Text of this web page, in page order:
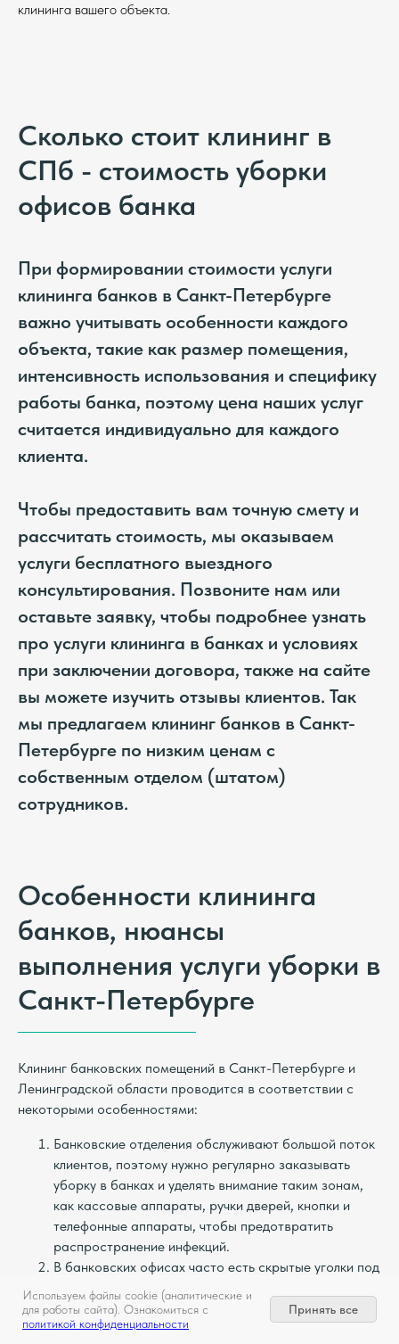
клининга вашего объекта.
Сколько стоит клининг в
СПб - стоимость уборки
офисов банка
При формировании стоимости услуги
клининга банков в Санкт-Петербурге
важно учитывать особенности каждого
объекта, такие как размер помещения,
интенсивность использования и специфику
работы банка, поэтому цена наших услуг
считается индивидуально для каждого
клиента.
Чтобы предоставить вам точную смету и
рассчитать стоимость, мы оказываем
услуги бесплатного выездного
консультирования. Позвоните нам или
оставьте заявку, чтобы подробнее узнать
про услуги клининга в банках и условиях
при заключении договора, также на сайте
вы можете изучить отзывы клиентов. Так
мы предлагаем клининг банков в Санкт-
Петербурге по низким ценам с
собственным отделом (штатом)
сотрудников.
Особенности клининга
банков, нюансы
выполнения услуги уборки в
Санкт-Петербурге
Клининг банковских помещений в Санкт-Петербурге и
Ленинградской области проводится в соответствии с
некоторыми особенностями:
Банковские отделения обслуживают большой поток
клиентов, поэтому нужно регулярно заказывать
уборку в банках и уделять внимание таким зонам,
как кассовые аппараты, ручки дверей, кнопки и
телефонные аппараты, чтобы предотвратить
распространение инфекций.
В банковских офисах часто есть скрытые уголки под
столами, за мебелью и в комнатах персонала,
которые требуют качественной уборки и проверки
на загрязненность.
Используем файлы cookie (аналитические и
для работы сайта). Ознакомиться с
политикой конфиденциальности
Принять все